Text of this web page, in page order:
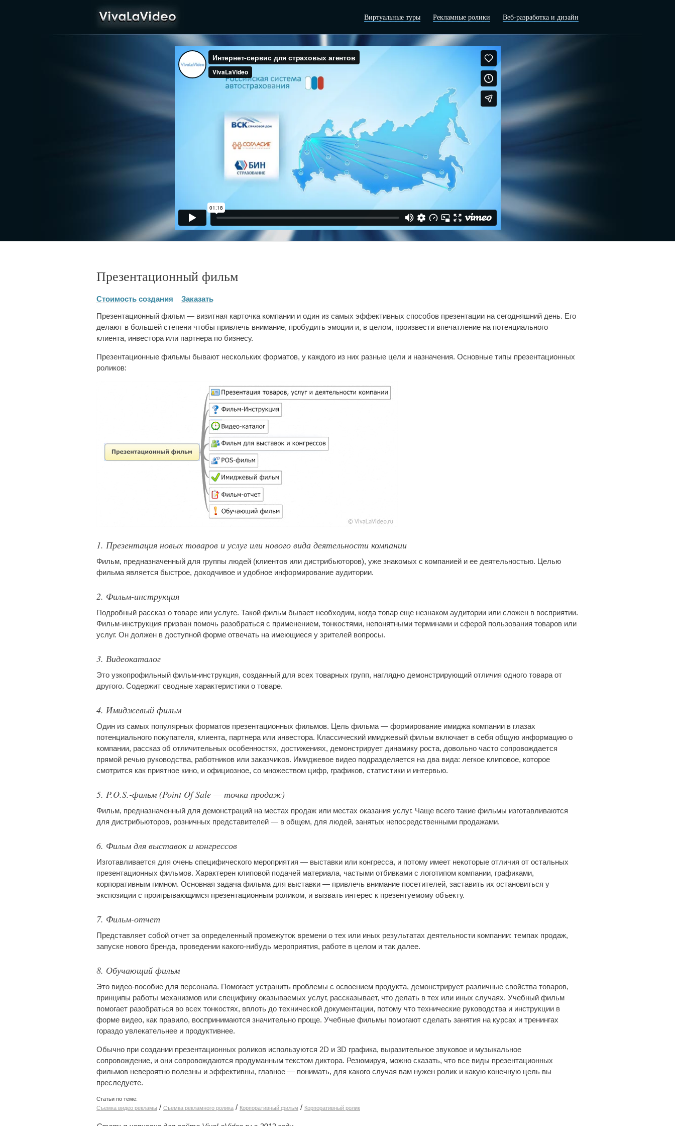
VivaLaVideo Виртуальные туры Рекламные ролики Веб-разработка и дизайн
Презентационный фильм
Стоимость создания
Заказать
Презентационный фильм — визитная карточка компании и один из самых эффективных способов презентации на сегодняшний день. Его
делают в большей степени чтобы привлечь внимание, пробудить эмоции и, в целом, произвести впечатление на потенциального
клиента, инвестора или партнера по бизнесу.
Презентационные фильмы бывают нескольких форматов, у каждого из них разные цели и назначения. Основные типы презентационных
роликов:
1. Презентация новых товаров и услуг или нового вида деятельности компании
Фильм, предназначенный для группы людей (клиентов или дистрибьюторов), уже знакомых с компанией и ее деятельностью. Целью
фильма является быстрое, доходчивое и удобное информирование аудитории.
2. Фильм-инструкция
Подробный рассказ о товаре или услуге. Такой фильм бывает необходим, когда товар еще незнаком аудитории или сложен в восприятии.
Фильм-инструкция призван помочь разобраться с применением, тонкостями, непонятными терминами и сферой пользования товаров или
услуг. Он должен в доступной форме отвечать на имеющиеся у зрителей вопросы.
3. Видеокаталог
Это узкопрофильный фильм-инструкция, созданный для всех товарных групп, наглядно демонстрирующий отличия одного товара от
другого. Содержит сводные характеристики о товаре.
4. Имиджевый фильм
Один из самых популярных форматов презентационных фильмов. Цель фильма — формирование имиджа компании в глазах
потенциального покупателя, клиента, партнера или инвестора. Классический имиджевый фильм включает в себя общую информацию о
компании, рассказ об отличительных особенностях, достижениях, демонстрирует динамику роста, довольно часто сопровождается
прямой речью руководства, работников или заказчиков. Имиджевое видео подразделяется на два вида: легкое клиповое, которое
смотрится как приятное кино, и официозное, со множеством цифр, графиков, статистики и интервью.
5. P.O.S.-фильм (Point Of Sale — точка продаж)
Фильм, предназначенный для демонстраций на местах продаж или местах оказания услуг. Чаще всего такие фильмы изготавливаются
для дистрибьюторов, розничных представителей — в общем, для людей, занятых непосредственными продажами.
6. Фильм для выставок и конгрессов
Изготавливается для очень специфического мероприятия — выставки или конгресса, и потому имеет некоторые отличия от остальных
презентационных фильмов. Характерен клиповой подачей материала, частыми отбивками с логотипом компании, графиками,
корпоративным гимном. Основная задача фильма для выставки — привлечь внимание посетителей, заставить их остановиться у
экспозиции с проигрывающимся презентационным роликом, и вызвать интерес к презентуемому объекту.
7. Фильм-отчет
Представляет собой отчет за определенный промежуток времени о тех или иных результатах деятельности компании: темпах продаж,
запуске нового бренда, проведении какого-нибудь мероприятия, работе в целом и так далее.
8. Обучающий фильм
Это видео-пособие для персонала. Помогает устранить проблемы с освоением продукта, демонстрирует различные свойства товаров,
принципы работы механизмов или специфику оказываемых услуг, рассказывает, что делать в тех или иных случаях. Учебный фильм
помогает разобраться во всех тонкостях, вплоть до технической документации, потому что технические руководства и инструкции в
форме видео, как правило, воспринимаются значительно проще. Учебные фильмы помогают сделать занятия на курсах и тренингах
гораздо увлекательнее и продуктивнее.
Обычно при создании презентационных роликов используются 2D и 3D графика, выразительное звуковое и музыкальное
сопровождение, и они сопровождаются продуманным текстом диктора. Резюмируя, можно сказать, что все виды презентационных
фильмов невероятно полезны и эффективны, главное — понимать, для какого случая вам нужен ролик и какую конечную цель вы
преследуете.
Статьи по теме:
Съемка видео рекламы / Съемка рекламного ролика / Корпоративный фильм / Корпоративный ролик